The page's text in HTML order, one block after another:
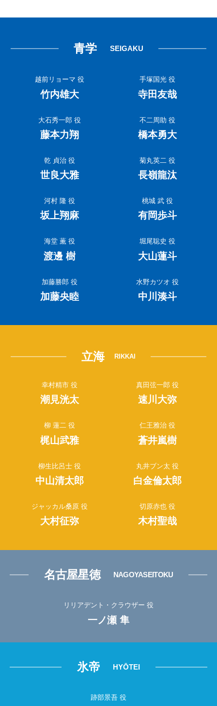
青学 SEIGAKU
越前リョーマ 役
竹内雄大
手塚国光 役
寺田友哉
大石秀一郎 役
藤本力翔
不二周助 役
橋本勇大
乾 貞治 役
世良大雅
菊丸英二 役
長嶺龍汰
河村 隆 役
坂上翔麻
桃城 武 役
有岡歩斗
海堂 薫 役
渡邊 樹
堀尾聡史 役
大山蓮斗
加藤勝郎 役
加藤央睦
水野カツオ 役
中川湊斗
立海 RIKKAI
幸村精市 役
潮見洸太
真田弦一郎 役
速川大弥
柳 蓮二 役
梶山武雅
仁王雅治 役
蒼井嵐樹
柳生比呂士 役
中山清太郎
丸井ブン太 役
白金倫太郎
ジャッカル桑原 役
大村征弥
切原赤也 役
木村聖哉
名古屋星徳 NAGOYASEITOKU
リリアデント・クラウザー 役
一ノ瀬 隼
氷帝 HYŌTEI
跡部景吾 役